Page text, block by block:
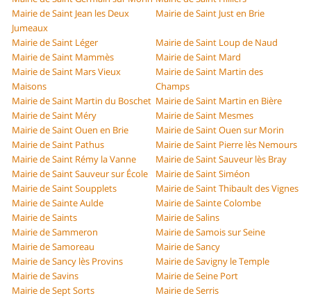
Mairie de Saint Jean les Deux
Jumeaux
Mairie de Saint Just en Brie
Mairie de Saint Léger
Mairie de Saint Loup de Naud
Mairie de Saint Mammès
Mairie de Saint Mard
Mairie de Saint Mars Vieux
Maisons
Mairie de Saint Martin des
Champs
Mairie de Saint Martin du Boschet Mairie de Saint Martin en Bière
Mairie de Saint Méry
Mairie de Saint Mesmes
Mairie de Saint Ouen en Brie
Mairie de Saint Ouen sur Morin
Mairie de Saint Pathus
Mairie de Saint Pierre lès Nemours
Mairie de Saint Rémy la Vanne
Mairie de Saint Sauveur lès Bray
Mairie de Saint Sauveur sur École
Mairie de Saint Siméon
Mairie de Saint Soupplets
Mairie de Saint Thibault des Vignes
Mairie de Sainte Aulde
Mairie de Sainte Colombe
Mairie de Saints
Mairie de Salins
Mairie de Sammeron
Mairie de Samois sur Seine
Mairie de Samoreau
Mairie de Sancy
Mairie de Sancy lès Provins
Mairie de Savigny le Temple
Mairie de Savins
Mairie de Seine Port
Mairie de Sept Sorts
Mairie de Serris